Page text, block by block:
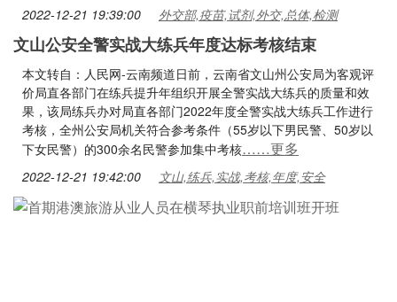
2022-12-21 19:39:00 外交部,疫苗,试剂,外交,总体,检测
文山公安全警实战大练兵年度达标考核结束
本文转自：人民网-云南频道日前，云南省文山州公安局为客观评
价局直各部门在练兵提升年组织开展全警实战大练兵的质量和效
果，该局练兵办对局直各部门2022年度全警实战大练兵工作进行
考核，全州公安局机关符合参考条件（55岁以下男民警、50岁以
下女民警）的300余名民警参加集中考核……更多
2022-12-21 19:42:00 文山,练兵,实战,考核,年度,安全